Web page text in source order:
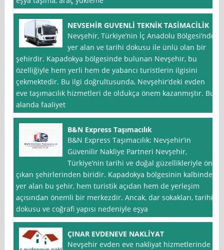
NEVSEHİR GUVENLİ TEKNİK TASİMACİLİK
Nevşehir, Türkiye’nin İç Anadolu Bölgesi’nde
yer alan ve tarihi dokusu ile ünlü olan bir
şehirdir. Kapadokya bölgesinde bulunan Nevşehir, bu
özelliğiyle hem yerli hem de yabancı turistlerin ilgisini
çekmektedir. Bu ilgi doğrultusunda, Nevşehir’deki evden
eve taşımacılık hizmetleri de oldukça önem kazanmıştır. Bu
alanda faaliyet
B&N Express Taşımacılık
B&N Express Taşımacılık: Nevşehir’in
Güvenilir Nakliye Partneri Nevşehir,
Türkiye’nin tarihi ve doğal güzellikleriyle öne
çıkan şehirlerinden biridir. Kapadokya bölgesinin kalbinde
yer alan bu şehir, hem turistik açıdan hem de yerleşim
açısından önemli bir merkezdir. Ancak, dar sokakları, tarihi
dokusu ve coğrafi yapısı nedeniyle eşya
ÇINAR EVDENEVE NAKLİYAT
Nevşehir evden eve nakliyat hizmetlerinde